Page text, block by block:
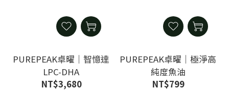
PUREPEAK卓曜｜智憶達
LPC-DHA
NT$3,680
PUREPEAK卓曜｜極淨高
純度魚油
NT$799